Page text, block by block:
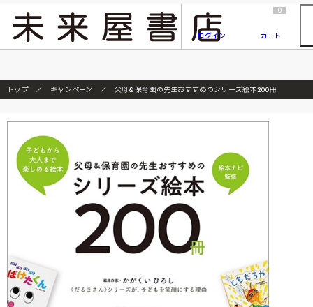
『ONE PIECE magazine 021 ONE PIECEカード付き同梱版』発売延期のご案内
ログイン
0
カート
トップ キャンペーン 父母&保育園の先生おすすめのシリーズ絵本200冊